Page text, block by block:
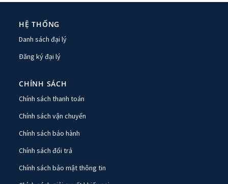
HỆ THỐNG
Danh sách đại lý
Đăng ký đại lý
CHÍNH SÁCH
Chính sách thanh toán
Chính sách vận chuyển
Chính sách bảo hành
Chính sách đổi trả
Chính sách bảo mật thông tin